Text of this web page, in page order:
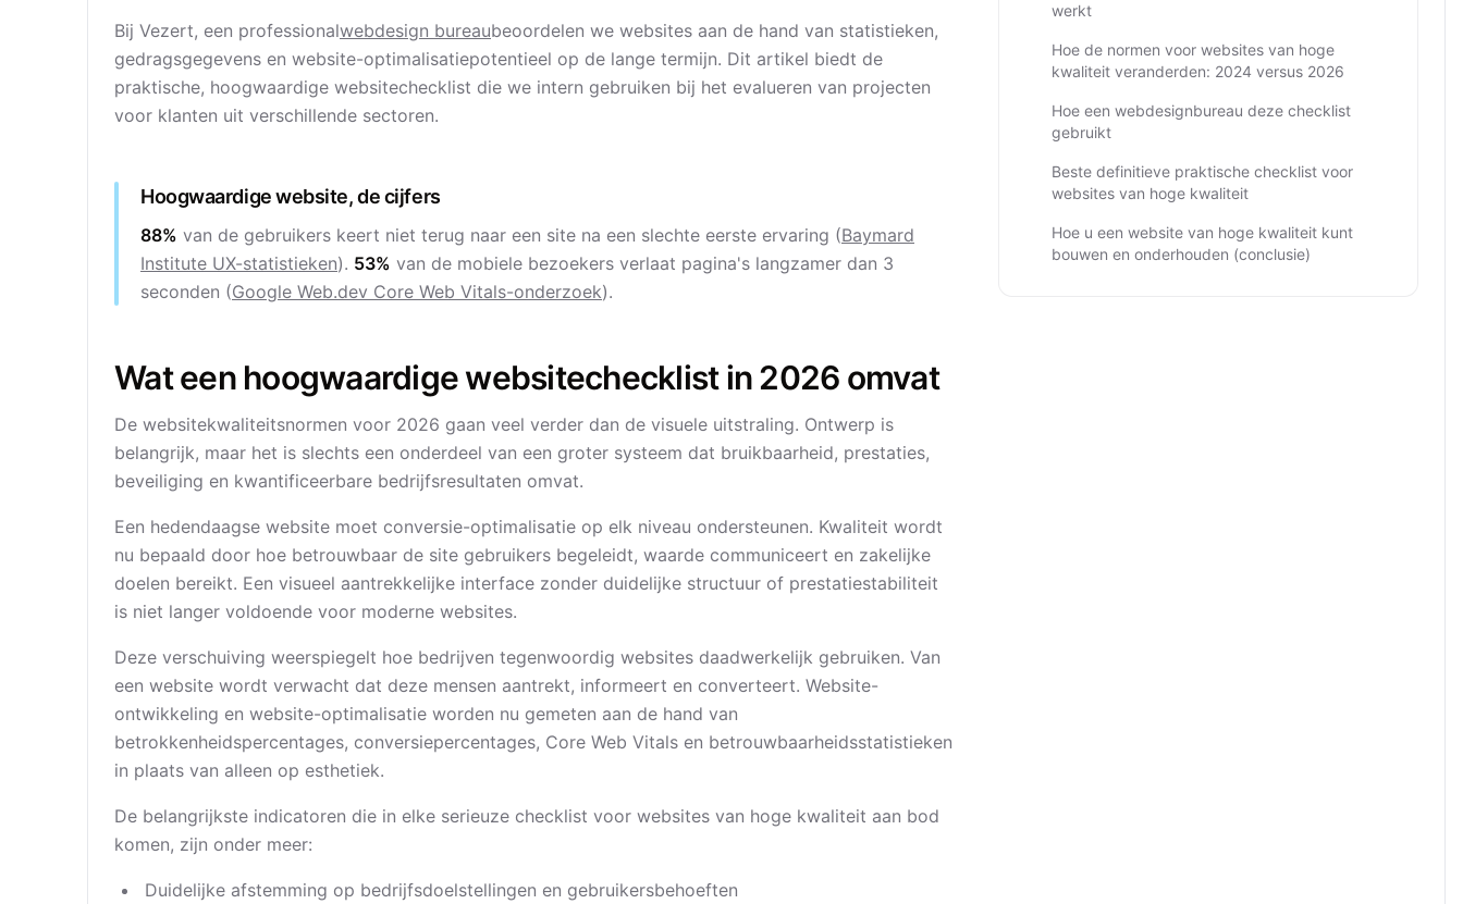
Bij Vezert, een professionalwebdesign bureaubeoordelen we websites aan de hand van statistieken,
gedragsgegevens en website-optimalisatiepotentieel op de lange termijn. Dit artikel biedt de
praktische, hoogwaardige websitechecklist die we intern gebruiken bij het evalueren van projecten
voor klanten uit verschillende sectoren.
Hoogwaardige website, de cijfers
88% van de gebruikers keert niet terug naar een site na een slechte eerste ervaring (Baymard
Institute UX-statistieken). 53% van de mobiele bezoekers verlaat pagina's langzamer dan 3
seconden (Google Web.dev Core Web Vitals-onderzoek).
Wat een hoogwaardige websitechecklist in 2026 omvat
De websitekwaliteitsnormen voor 2026 gaan veel verder dan de visuele uitstraling. Ontwerp is
belangrijk, maar het is slechts een onderdeel van een groter systeem dat bruikbaarheid, prestaties,
beveiliging en kwantificeerbare bedrijfsresultaten omvat.
Een hedendaagse website moet conversie-optimalisatie op elk niveau ondersteunen. Kwaliteit wordt
nu bepaald door hoe betrouwbaar de site gebruikers begeleidt, waarde communiceert en zakelijke
doelen bereikt. Een visueel aantrekkelijke interface zonder duidelijke structuur of prestatiestabiliteit
is niet langer voldoende voor moderne websites.
Deze verschuiving weerspiegelt hoe bedrijven tegenwoordig websites daadwerkelijk gebruiken. Van
een website wordt verwacht dat deze mensen aantrekt, informeert en converteert. Website-
ontwikkeling en website-optimalisatie worden nu gemeten aan de hand van
betrokkenheidspercentages, conversiepercentages, Core Web Vitals en betrouwbaarheidsstatistieken
in plaats van alleen op esthetiek.
De belangrijkste indicatoren die in elke serieuze checklist voor websites van hoge kwaliteit aan bod
komen, zijn onder meer:
Duidelijke afstemming op bedrijfsdoelstellingen en gebruikersbehoeften
werkt
Hoe de normen voor websites van hoge
kwaliteit veranderden: 2024 versus 2026
Hoe een webdesignbureau deze checklist
gebruikt
Beste definitieve praktische checklist voor
websites van hoge kwaliteit
Hoe u een website van hoge kwaliteit kunt
bouwen en onderhouden (conclusie)